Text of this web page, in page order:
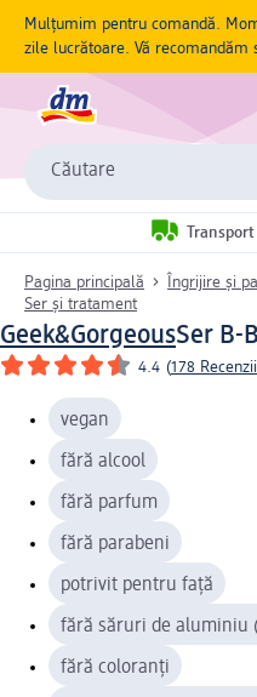
Mulțumim pentru comandă.
zile lucrătoare. Vă recomandăm
Căutare
Pagina principală Îngrijire și
Ser și tratament
Geek&GorgeousSer B-
4.4 (178 Recenzii
vegan
fără alcool
fără parfum
fără parabeni
potrivit pentru față
fără săruri de aluminiu
fără coloranți